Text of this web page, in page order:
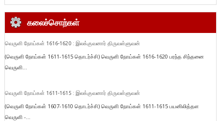
கலைச்சொற்கள்
வெருளி நோய்கள் 1616-1620 : இலக்குவனார் திருவள்ளுவன்
(வெருளி நோய்கள் 1611-1615 தொடர்ச்சி) வெருளி நோய்கள் 1616-1620 பரந்த சிந்தனை
வெருளி...
வெருளி நோய்கள் 1611-1615 : இலக்குவனார் திருவள்ளுவன்
(வெருளி நோய்கள் 1607-1610 தொடர்ச்சி) வெருளி நோய்கள் 1611-1615 பயனிலித்தள
வெருளி -...